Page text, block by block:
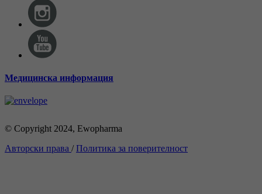
Медицинска информация
© Copyright 2024, Ewopharma
Авторски права /Политика за поверителност